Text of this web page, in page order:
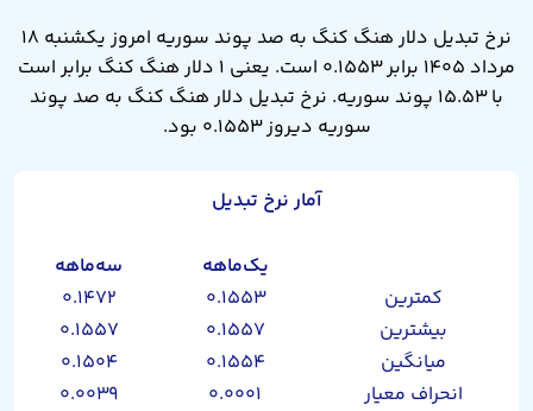
نرخ تبدیل دلار هنگ کنگ به صد پوند سوریه امروز یکشنبه ۱۸
مرداد ۱۴۰۵ برابر ۰.۱۵۵۳ است. یعنی ۱ دلار هنگ کنگ برابر است
با ۱۵.۵۳ پوند سوریه. نرخ تبدیل دلار هنگ کنگ به صد پوند
سوریه دیروز ۰.۱۵۵۳ بود.
آمار نرخ تبدیل
یک‌ماهه
سه‌ماهه
کمترین
۰.۱۵۵۳
۰.۱۴۷۲
بیشترین
۰.۱۵۵۷
۰.۱۵۵۷
میانگین
۰.۱۵۵۴
۰.۱۵۰۴
انحراف معیار
۰.۰۰۰۱ ۰.۰۰۳۹